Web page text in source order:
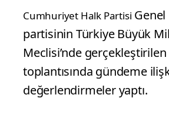
Cumhuriyet Halk Partisi Genel
partisinin Türkiye Büyük
Meclisi’nde
toplantısında gündeme
değerlendirmeler yaptı.